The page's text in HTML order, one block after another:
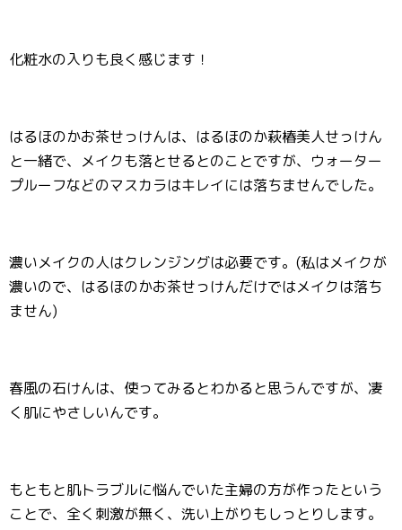
化粧水の入りも良く感じます！
はるほのかお茶せっけんは、はるほのか萩椿美人せっけん
と一緒で、メイクも落とせるとのことですが、ウォーター
プルーフなどのマスカラはキレイには落ちませんでした。
濃いメイクの人はクレンジングは必要です。(私はメイクが
濃いので、はるほのかお茶せっけんだけではメイクは落ち
ません)
春風の石けんは、使ってみるとわかると思うんですが、凄
く肌にやさしいんです。
もともと肌トラブルに悩んでいた主婦の方が作ったという
ことで、全く刺激が無く、洗い上がりもしっとりします。